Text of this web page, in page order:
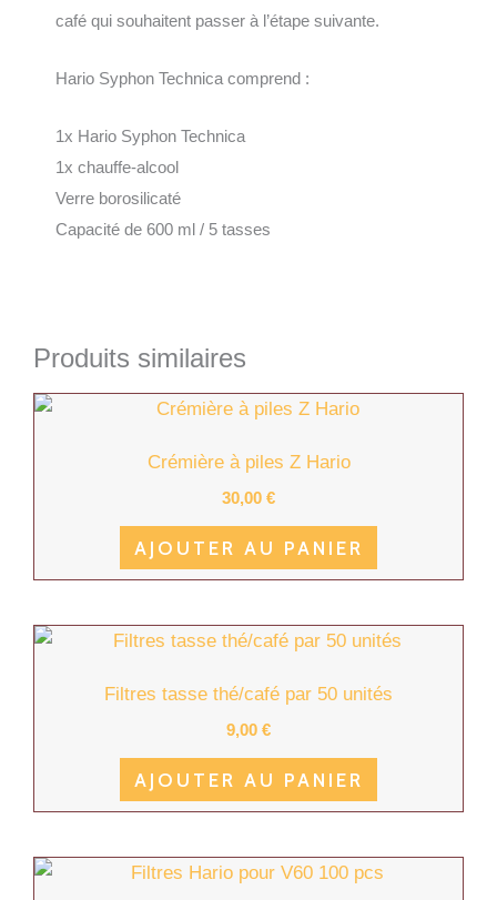
café qui souhaitent passer à l’étape suivante.
Hario Syphon Technica comprend :
1x Hario Syphon Technica
1x chauffe-alcool
Verre borosilicaté
Capacité de 600 ml / 5 tasses
Produits similaires
Crémière à piles Z Hario
30,00 €
AJOUTER AU PANIER
Filtres tasse thé/café par 50 unités
9,00 €
AJOUTER AU PANIER
Plage
Ce